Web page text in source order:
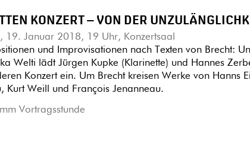
KONZERT – VON DER
19. Januar 2018, 19 Uhr, Konzertsaal
und Improvisationen nach Texten von Brecht:
Welti lädt Jürgen Kupke (Klarinette) und Hannes
Konzert ein. Um Brecht kreisen Werke von Hanns
Kurt Weill und François Jenanneau.
Vortragsstunde